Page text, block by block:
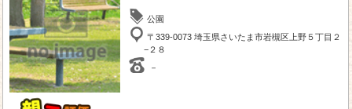
公園
〒339-0073 埼玉県さいたま市岩槻区上野５丁目２
−２８
－